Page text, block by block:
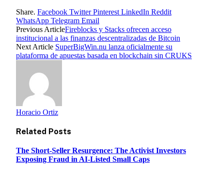
Share. Facebook Twitter Pinterest LinkedIn Reddit
WhatsApp Telegram Email
Previous ArticleFireblocks y Stacks ofrecen acceso
institucional a las finanzas descentralizadas de Bitcoin
Next Article SuperBigWin.nu lanza oficialmente su
plataforma de apuestas basada en blockchain sin CRUKS
Horacio Ortiz
Related Posts
The Short-Seller Resurgence: The Activist Investors
Exposing Fraud in AI-Listed Small Caps